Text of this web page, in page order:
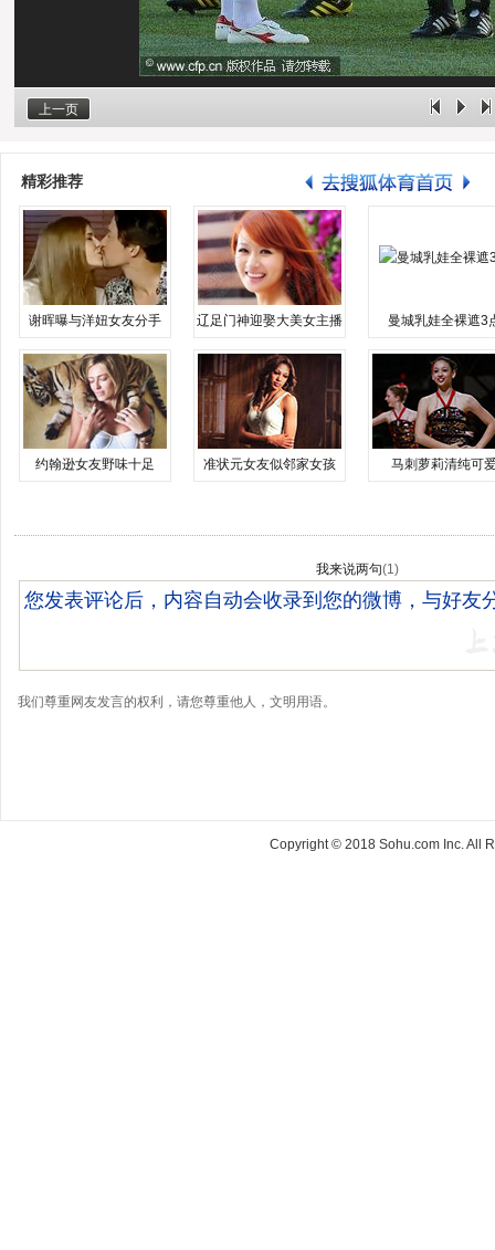
上一页
精彩推荐
谢晖曝与洋妞女友分手 辽足门神迎娶大美女主播 曼城乳娃全裸遮3
约翰逊女友野味十足 准状元女友似邻家女孩 马刺萝莉清纯可
我来说两句(1)
我们尊重网友发言的权利，请您尊重他人，文明用语。
Copyright © 2018 Sohu.com Inc. All